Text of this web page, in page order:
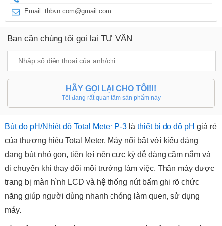
Email: thbvn.com@gmail.com
Bạn cần chúng tôi gọi lại TƯ VẤN
HÃY GỌI LẠI CHO TÔI!!!
Tôi đang rất quan tâm sản phẩm này
Bút đo pH/Nhiệt độ Total Meter P-3 là thiết bị đo độ pH giá rẻ
của thương hiệu Total Meter. Máy nổi bật với kiểu dáng
dạng bút nhỏ gọn, tiện lợi nên cực kỳ dễ dàng cầm nắm và
di chuyển khi thay đổi môi trường làm việc. Thân máy được
trang bị màn hình LCD và hệ thống nút bấm ghi rõ chức
năng giúp người dùng nhanh chóng làm quen, sử dụng
máy.